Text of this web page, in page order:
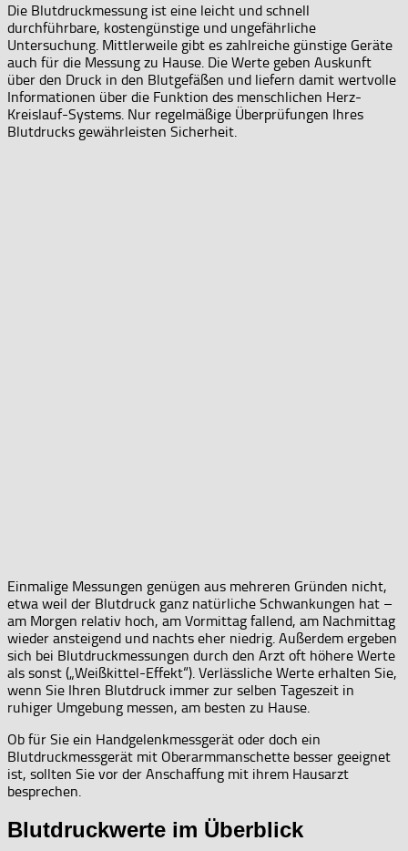
Die Blutdruckmessung ist eine leicht und schnell
durchführbare, kostengünstige und ungefährliche
Untersuchung. Mittlerweile gibt es zahlreiche günstige Geräte
auch für die Messung zu Hause. Die Werte geben Auskunft
über den Druck in den Blutgefäßen und liefern damit wertvolle
Informationen über die Funktion des menschlichen Herz-
Kreislauf-Systems. Nur regelmäßige Überprüfungen Ihres
Blutdrucks gewährleisten Sicherheit.
Einmalige Messungen genügen aus mehreren Gründen nicht,
etwa weil der Blutdruck ganz natürliche Schwankungen hat –
am Morgen relativ hoch, am Vormittag fallend, am Nachmittag
wieder ansteigend und nachts eher niedrig. Außerdem ergeben
sich bei Blutdruckmessungen durch den Arzt oft höhere Werte
als sonst („Weißkittel-Effekt“). Verlässliche Werte erhalten Sie,
wenn Sie Ihren Blutdruck immer zur selben Tageszeit in
ruhiger Umgebung messen, am besten zu Hause.
Ob für Sie ein Handgelenkmessgerät oder doch ein
Blutdruckmessgerät mit Oberarmmanschette besser geeignet
ist, sollten Sie vor der Anschaffung mit ihrem Hausarzt
besprechen.
Blutdruckwerte im Überblick